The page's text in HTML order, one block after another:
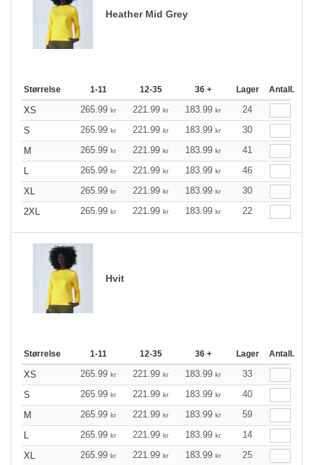
Heather Mid Grey
Størrelse 1-11 12-35 36 + Lager Antall.
XS 265.99 kr 221.99 kr 183.99 kr
24
S
265.99 kr 221.99 kr 183.99 kr
30
M
265.99 kr 221.99 kr 183.99 kr
41
L
265.99 kr 221.99 kr 183.99 kr
46
XL
265.99 kr 221.99 kr 183.99 kr
30
2XL
265.99 kr 221.99 kr 183.99 kr 22
Hvit
Størrelse 1-11 12-35 36 + Lager Antall.
XS 265.99 kr 221.99 kr 183.99 kr
33
S
265.99 kr 221.99 kr 183.99 kr
40
M
265.99 kr 221.99 kr 183.99 kr
59
L
265.99 kr 221.99 kr 183.99 kr
14
XL
265.99 kr 221.99 kr 183.99 kr
25